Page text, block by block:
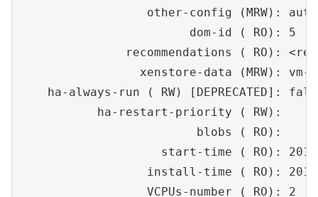
other-config (MRW):
                        dom-id ( RO): 5
recommendations ( RO):
xenstore-data (MRW): vm-
ha-always-run ( RW) [DEPRECATED]:
           ha-restart-priority ( RW):
                         blobs ( RO):
start-time ( RO):
install-time ( RO):
                  VCPUs-number ( RO): 2